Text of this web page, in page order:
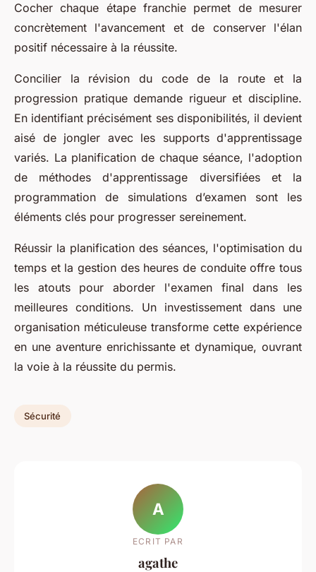
Cocher chaque étape franchie permet de mesurer
concrètement l'avancement et de conserver l'élan
positif nécessaire à la réussite.
Concilier la révision du code de la route et la
progression pratique demande rigueur et discipline.
En identifiant précisément ses disponibilités, il devient
aisé de jongler avec les supports d'apprentissage
variés. La planification de chaque séance, l'adoption
de méthodes d'apprentissage diversifiées et la
programmation de simulations d’examen sont les
éléments clés pour progresser sereinement.
Réussir la planification des séances, l'optimisation du
temps et la gestion des heures de conduite offre tous
les atouts pour aborder l'examen final dans les
meilleures conditions. Un investissement dans une
organisation méticuleuse transforme cette expérience
en une aventure enrichissante et dynamique, ouvrant
la voie à la réussite du permis.
Sécurité
A
ECRIT PAR
agathe